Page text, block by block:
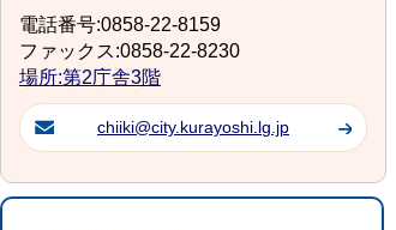
電話番号:0858-22-8159
ファックス:0858-22-8230
場所:第2庁舎3階
chiiki@city.kurayoshi.lg.jp